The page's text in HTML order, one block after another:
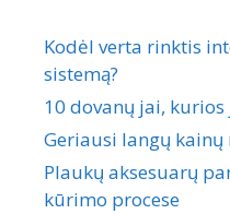
Kodėl verta rinktis
sistemą?
10 dovanų jai,
Geriausi langų
Plaukų aksesuarų
kūrimo procese